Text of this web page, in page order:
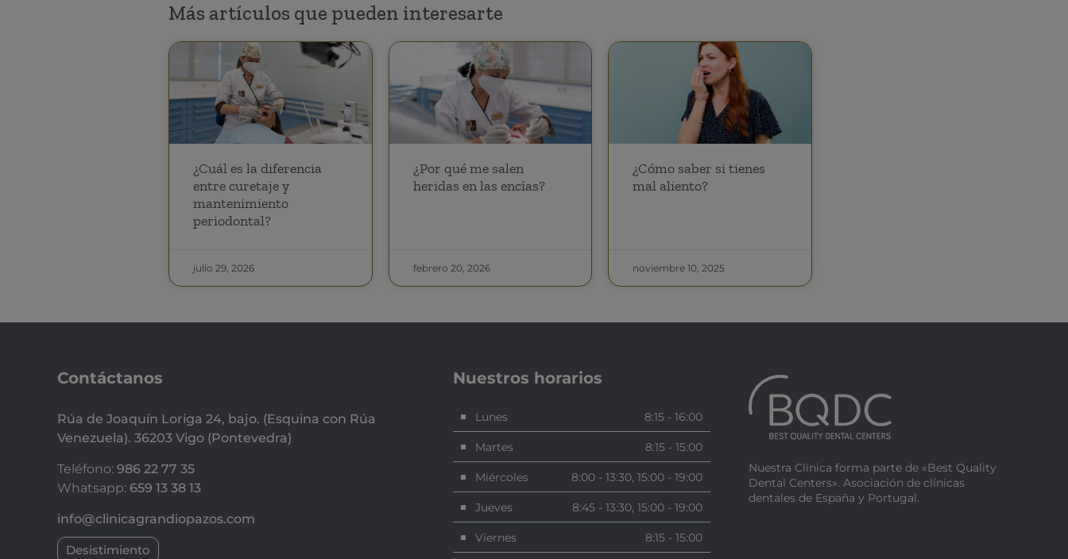
Más artículos que pueden interesarte
¿Cuál es la diferencia
entre curetaje y
mantenimiento
periodontal?
julio 29, 2026
¿Por qué me salen
heridas en las encías?
febrero 20, 2026
¿Cómo saber si tienes
mal aliento?
noviembre 10, 2025
Contáctanos
Rúa de Joaquín Loriga 24, bajo. (Esquina con Rúa
Venezuela). 36203 Vigo (Pontevedra)
Teléfono: 986 22 77 35
Whatsapp: 659 13 38 13
info@clinicagrandiopazos.com
Desistimiento
Nuestros horarios
Lunes 8:15 - 16:00
Martes 8:15 - 15:00
Miércoles 8:00 - 13:30, 15:00 - 19:00
Jueves 8:45 - 13:30, 15:00 - 19:00
Viernes 8:15 - 15:00
Nuestra Clínica forma parte de «Best Quality
Dental Centers». Asociación de clínicas
dentales de España y Portugal.